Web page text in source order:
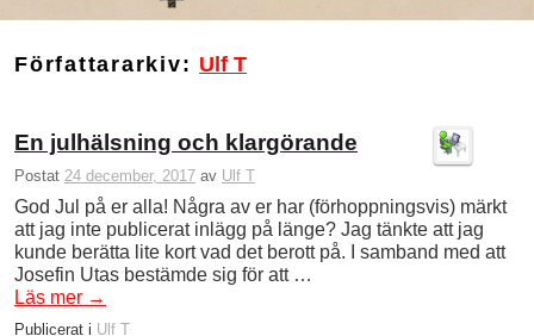
Författararkiv: Ulf T
En julhälsning och klargörande
Postat 24 december, 2017 av Ulf T
God Jul på er alla! Några av er har (förhoppningsvis) märkt
att jag inte publicerat inlägg på länge? Jag tänkte att jag
kunde berätta lite kort vad det berott på. I samband med att
Josefin Utas bestämde sig för att …
Läs mer →
Publicerat i Ulf T